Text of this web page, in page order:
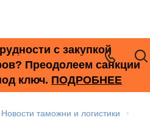
+7 (495) 278-33-33
с закупкой
Преодолеем санкции
ключ. ПОДРОБНЕЕ
Новости таможни и логистики